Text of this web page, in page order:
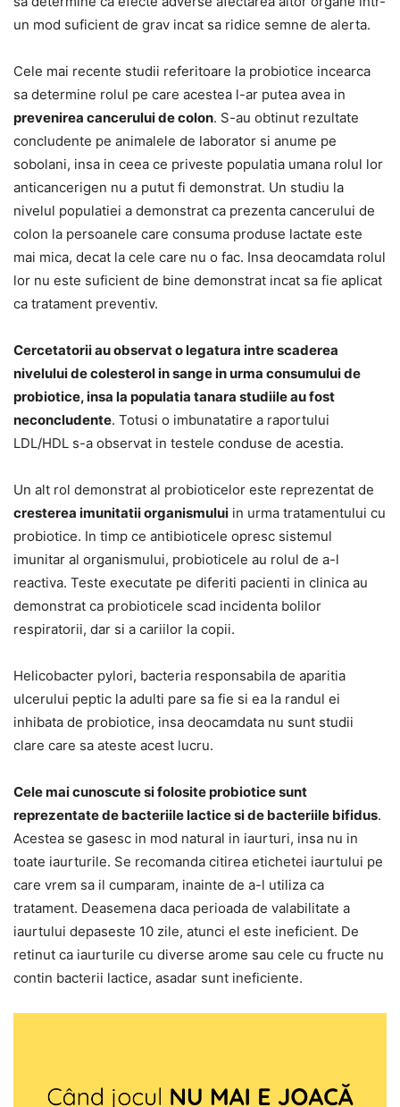
un mod suficient de grav incat sa ridice semne de alerta.
Cele mai recente studii referitoare la probiotice incearca
sa determine rolul pe care acestea l-ar putea avea in
prevenirea cancerului de colon. S-au obtinut rezultate
concludente pe animalele de laborator si anume pe
sobolani, insa in ceea ce priveste populatia umana rolul lor
anticancerigen nu a putut fi demonstrat. Un studiu la
nivelul populatiei a demonstrat ca prezenta cancerului de
colon la persoanele care consuma produse lactate este
mai mica, decat la cele care nu o fac. Insa deocamdata rolul
lor nu este suficient de bine demonstrat incat sa fie aplicat
ca tratament preventiv.
Cercetatorii au observat o legatura intre scaderea
nivelului de colesterol in sange in urma consumului de
probiotice, insa la populatia tanara studiile au fost
neconcludente. Totusi o imbunatatire a raportului
LDL/HDL s-a observat in testele conduse de acestia.
Un alt rol demonstrat al probioticelor este reprezentat de
cresterea imunitatii organismului in urma tratamentului cu
probiotice. In timp ce antibioticele opresc sistemul
imunitar al organismului, probioticele au rolul de a-l
reactiva. Teste executate pe diferiti pacienti in clinica au
demonstrat ca probioticele scad incidenta bolilor
respiratorii, dar si a cariilor la copii.
Helicobacter pylori, bacteria responsabila de aparitia
ulcerului peptic la adulti pare sa fie si ea la randul ei
inhibata de probiotice, insa deocamdata nu sunt studii
clare care sa ateste acest lucru.
Cele mai cunoscute si folosite probiotice sunt
reprezentate de bacteriile lactice si de bacteriile bifidus.
Acestea se gasesc in mod natural in iaurturi, insa nu in
toate iaurturile. Se recomanda citirea etichetei iaurtului pe
care vrem sa il cumparam, inainte de a-l utiliza ca
tratament. Deasemena daca perioada de valabilitate a
iaurtului depaseste 10 zile, atunci el este ineficient. De
retinut ca iaurturile cu diverse arome sau cele cu fructe nu
contin bacterii lactice, asadar sunt ineficiente.